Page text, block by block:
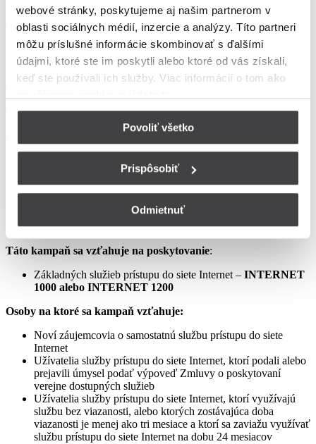
webové stránky, poskytujeme aj našim partnerom v
oblasti sociálnych médií, inzercie a analýzy. Títo partneri
môžu príslušné informácie skombinovať s ďalšími
údajmi, ktoré ste im poskytli alebo ktoré od vás získali,
keď ste používali ich služby. Viac informácií o tom ako
Povoliť všetko
Prispôsobiť
Odmietnuť
podmienkach neupravené sa riadia Zmluvou o poskytovaní verejne
dostupných služieb, vrátane všetkých jej súčastí, t.j. najmä
Všeobecných obchodných
podmienok na poskytovanie verejne dostupných služieb,
Osobitných podmienok, Tarify UPC Internet a Tarify jednorazových
služieb a iných platieb.
Ceny v týchto podmienkach kampane predstavujú mesačné
poplatky za využívanie služieb podľa týchto podmienok kampane a
sú uvedené vrátane DPH podľa aktuálne platných právnych
predpisov.
Aprílový Crazy Week – Internet samostatne – LIS
Táto kampaň sa vzťahuje na poskytovanie:
Základných služieb prístupu do siete Internet – INTERNET
1000 alebo INTERNET 1200
Osoby na ktoré sa kampaň vzťahuje:
Noví záujemcovia o samostatnú službu prístupu do siete
Internet
Užívatelia služby prístupu do siete Internet, ktorí podali alebo
prejavili úmysel podať výpoveď Zmluvy o poskytovaní
verejne dostupných služieb
Užívatelia služby prístupu do siete Internet, ktorí využívajú
službu bez viazanosti, alebo ktorých zostávajúca doba
viazanosti je menej ako tri mesiace a ktorí sa zaviažu využívať
službu prístupu do siete Internet na dobu 24 mesiacov